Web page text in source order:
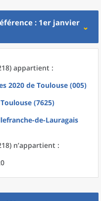
: 1er janvier
appartient :
2020 de Toulouse (005)
Toulouse (7625)
de-Lauragais
n’appartient :